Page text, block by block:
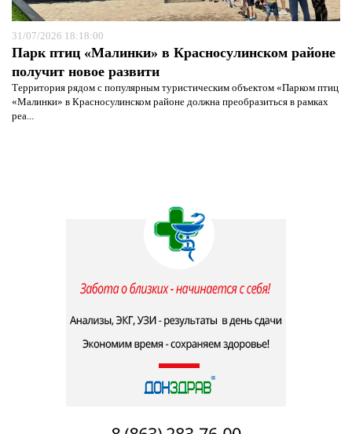
31/07/2026 18:18:00
Парк птиц «Малинки» в Красносулинском районе
получит новое развити
Территория рядом с популярным туристическим объектом «Парком птиц
«Малинки» в Красносулинском районе должна преобразиться в рамках
реа...